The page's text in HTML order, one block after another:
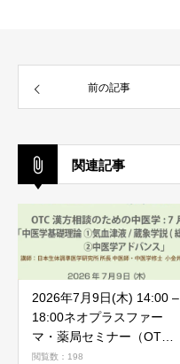
前の記事
関連記事
2026年7月9日(木) 14:00 –
18:00ネオプラスファー
マ・薬局セミナー（OTC
漢方相談のための中医学）
閲覧数：198